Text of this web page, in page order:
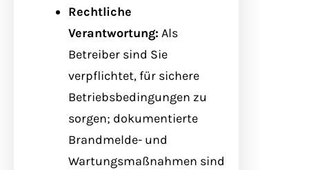
Rechtliche
Verantwortung: Als
Betreiber sind Sie
verpflichtet, für sichere
Betriebsbedingungen zu
sorgen; dokumentierte
Brandmelde- und
Wartungsmaßnahmen sind